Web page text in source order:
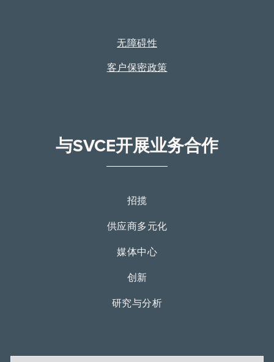
无障碍性
客户保密政策
与SVCE开展业务合作
招揽
供应商多元化
媒体中心
创新
研究与分析